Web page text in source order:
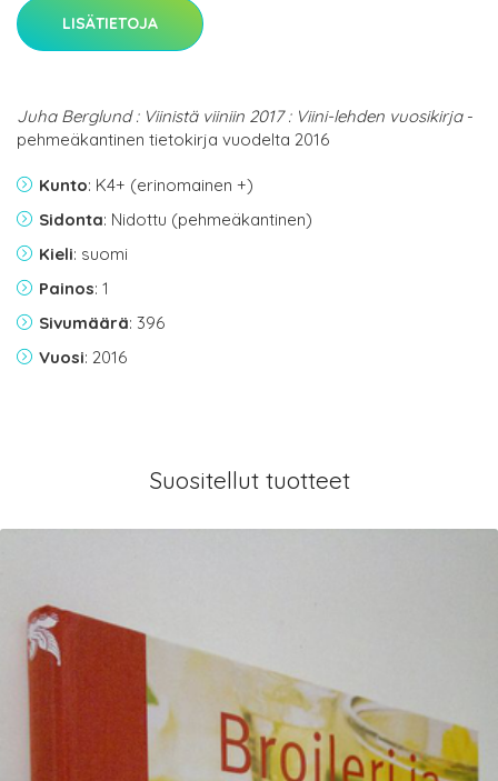
LISÄTIETOJA
Juha Berglund : Viinistä viiniin 2017 : Viini-lehden vuosikirja-
pehmeäkantinen tietokirja vuodelta 2016
Kunto: K4+ (erinomainen +)
Sidonta: Nidottu (pehmeäkantinen)
Kieli: suomi
Painos: 1
Sivumäärä: 396
Vuosi: 2016
Suositellut tuotteet